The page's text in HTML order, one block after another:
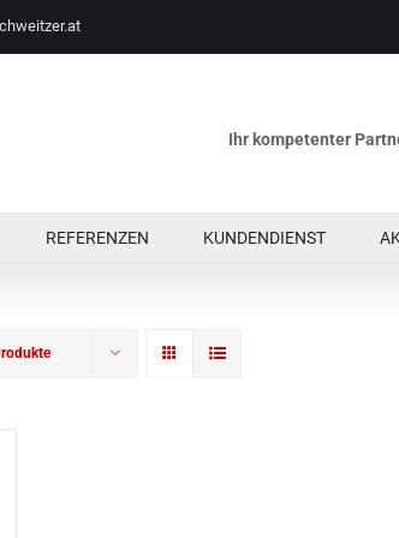
Ihr kompetenter
REFERENZEN KUNDENDIENST